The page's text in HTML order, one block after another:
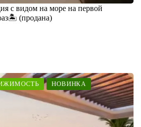
с видом на море на первой
(продана)
НОВИНКА